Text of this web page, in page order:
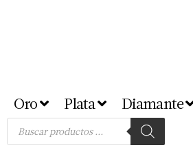
Oro Plata Diamante